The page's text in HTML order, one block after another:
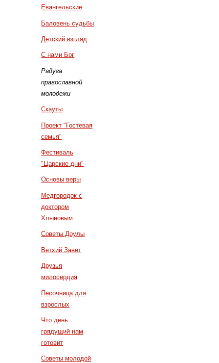
Евангельские
Баловень судьбы
Детский взгляд
С нами Бог
Радуга
православной
молодежи
Скауты
Проект "Гостевая
семья"
Фестиваль
"Царские дни"
Основы веры
Медгородок с
доктором
Хлыновым
Советы Доулы
Ветхий Завет
Друзья
милосердия
Песочница для
взрослых
Что день
грядущий нам
готовит
Советы молодой